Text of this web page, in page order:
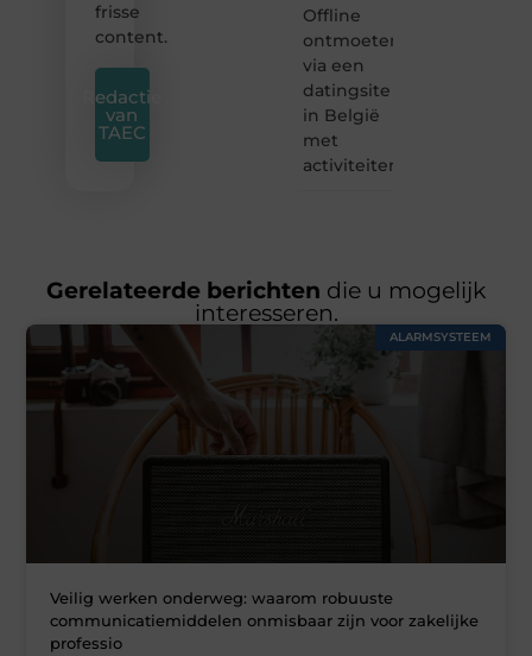
frisse
content.
Redactie
van
TAEC
Offline
ontmoeten
via een
datingsite
in België
met
activiteiten
Gerelateerde berichten die u mogelijk
interesseren.
ALARMSYSTEEM
Veilig werken onderweg: waarom robuuste
communicatiemiddelen onmisbaar zijn voor zakelijke
professio